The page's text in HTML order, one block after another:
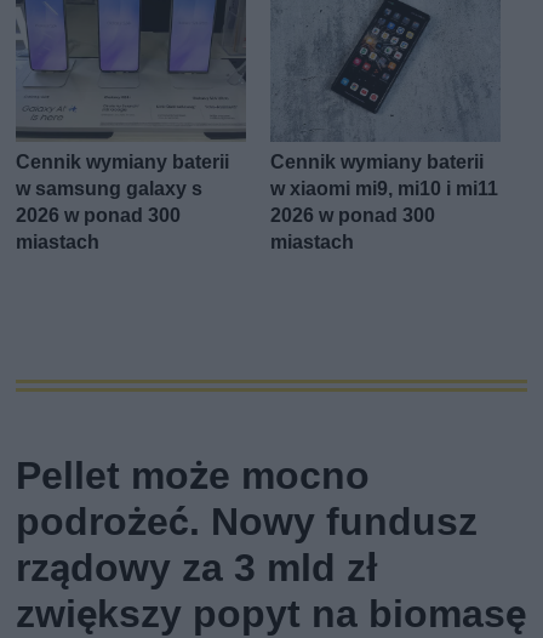
Cennik wymiany baterii
w samsung galaxy s
2026 w ponad 300
miastach
Cennik wymiany baterii
w xiaomi mi9, mi10 i mi11
2026 w ponad 300
miastach
Pellet może mocno
podrożeć. Nowy fundusz
rządowy za 3 mld zł
zwiększy popyt na biomasę